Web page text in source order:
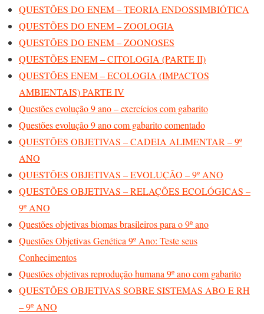
QUESTÕES DO ENEM – TEORIA ENDOSSIMBIÓTICA
QUESTÕES DO ENEM – ZOOLOGIA
QUESTÕES DO ENEM – ZOONOSES
QUESTÕES ENEM – CITOLOGIA (PARTE II)
QUESTÕES ENEM – ECOLOGIA (IMPACTOS
AMBIENTAIS) PARTE IV
Questões evolução 9 ano – exercícios com gabarito
Questões evolução 9 ano com gabarito comentado
QUESTÕES OBJETIVAS – CADEIA ALIMENTAR – 9º
ANO
QUESTÕES OBJETIVAS – EVOLUÇÃO – 9º ANO
QUESTÕES OBJETIVAS – RELAÇÕES ECOLÓGICAS –
9º ANO
Questões objetivas biomas brasileiros para o 9º ano
Questões Objetivas Genética 9º Ano: Teste seus
Conhecimentos
Questões objetivas reprodução humana 9º ano com gabarito
QUESTÕES OBJETIVAS SOBRE SISTEMAS ABO E RH
– 9º ANO